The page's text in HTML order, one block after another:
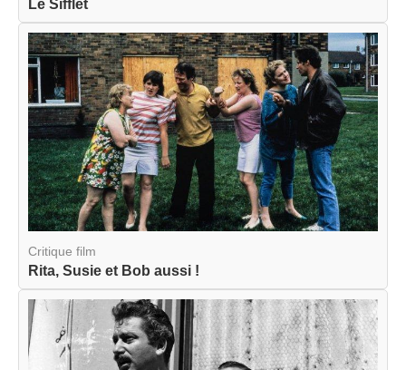
Le Sifflet
Critique film
Rita, Susie et Bob aussi !